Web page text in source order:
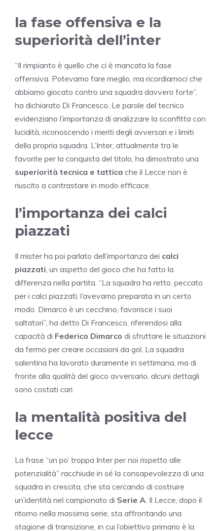
la fase offensiva e la
superiorità dell’inter
“Il rimpianto è quello che ci è mancata la fase
offensiva. Potevamo fare meglio, ma ricordiamoci che
abbiamo giocato contro una squadra davvero forte”,
ha dichiarato Di Francesco. Le parole del tecnico
evidenziano l’importanza di analizzare la sconfitta con
lucidità, riconoscendo i meriti degli avversari e i limiti
della propria squadra. L’Inter, attualmente tra le
favorite per la conquista del titolo, ha dimostrato una
superiorità tecnica e tattica che il Lecce non è
riuscito a contrastare in modo efficace.
l’importanza dei calci
piazzati
Il mister ha poi parlato dell’importanza dei calci
piazzati , un aspetto del gioco che ha fatto la
differenza nella partita. “La squadra ha retto, peccato
per i calci piazzati, l’avevamo preparata in un certo
modo. Dimarco è un cecchino, favorisce i suoi
saltatori”, ha detto Di Francesco, riferendosi alla
capacità di Federico Dimarco di sfruttare le situazioni
da fermo per creare occasioni da gol. La squadra
salentina ha lavorato duramente in settimana, ma di
fronte alla qualità del gioco avversario, alcuni dettagli
sono costati cari.
la mentalità positiva del
lecce
La frase “un po’ troppa Inter per noi rispetto alle
potenzialità” racchiude in sé la consapevolezza di una
squadra in crescita, che sta cercando di costruire
un’identità nel campionato di Serie A . Il Lecce, dopo il
ritorno nella massima serie, sta affrontando una
stagione di transizione, in cui l’obiettivo primario è la